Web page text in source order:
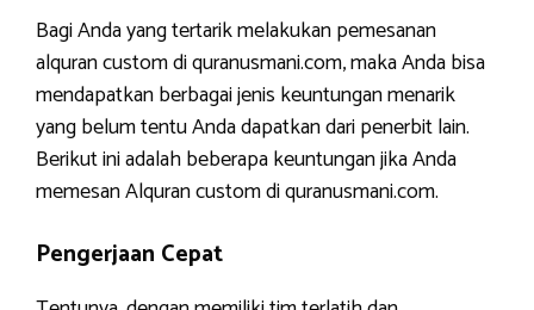
Bagi Anda yang tertarik melakukan pemesanan
alquran custom di quranusmani.com, maka Anda bisa
mendapatkan berbagai jenis keuntungan menarik
yang belum tentu Anda dapatkan dari penerbit lain.
Berikut ini adalah beberapa keuntungan jika Anda
memesan Alquran custom di quranusmani.com.
Pengerjaan Cepat